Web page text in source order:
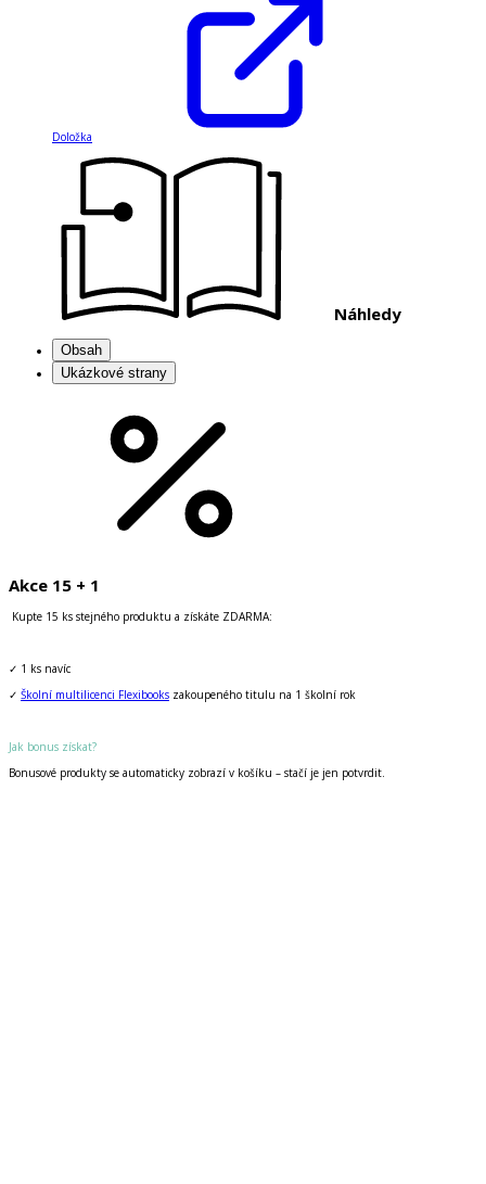
Doložka
Náhledy
Obsah
Ukázkové strany
Akce 15 + 1
Kupte 15 ks stejného produktu a získáte ZDARMA:
✓ 1 ks navíc
✓ Školní multilicenci Flexibooks zakoupeného titulu na 1 školní rok
Jak bonus získat?
Bonusové produkty se automaticky zobrazí v košíku – stačí je jen potvrdit.